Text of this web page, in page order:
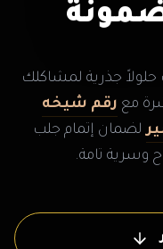
حلولاً جذرية لمشاكلك
مع رقم شيخه
لضمان إتمام جلب